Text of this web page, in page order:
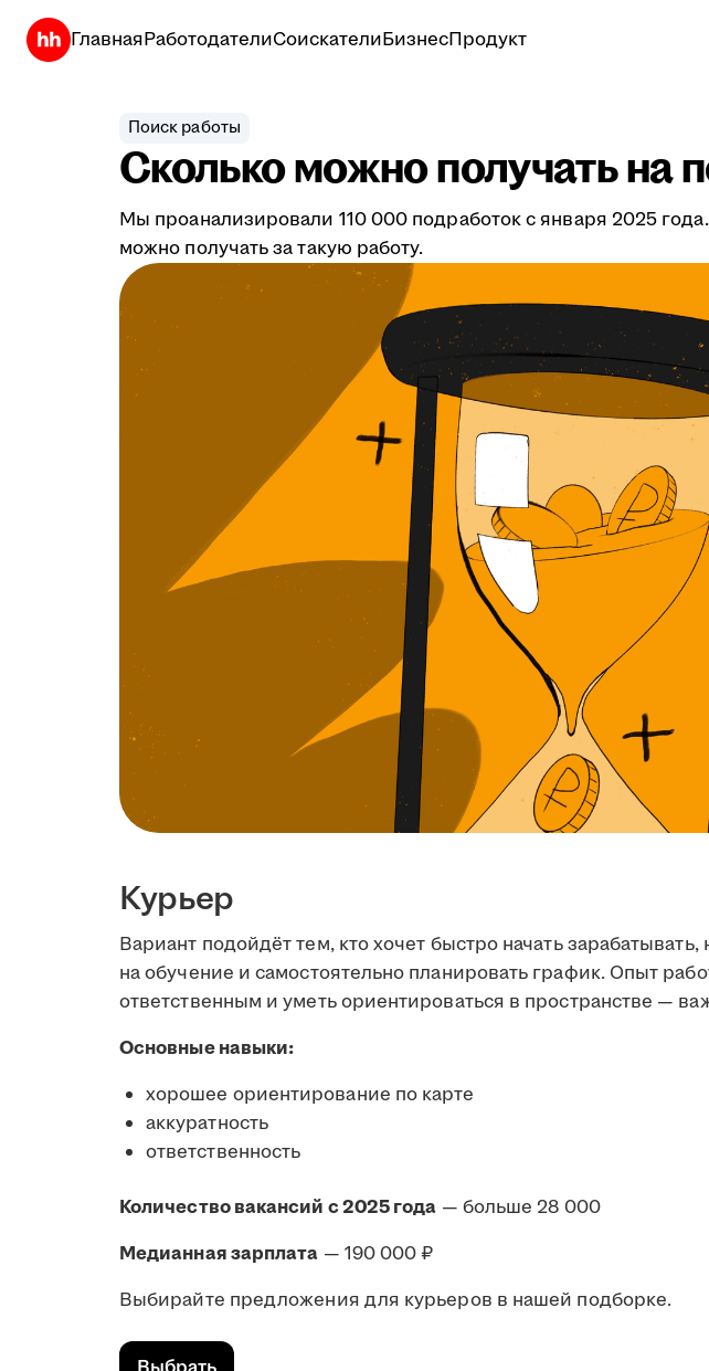
ГлавнаяРаботодателиСоискателиБизнесПродукт
Поиск работы
Сколько можно получать на
Мы проанализировали 110 000 подработок с января 2025
можно получать за такую работу.
Курьер
Вариант подойдёт тем, кто хочет быстро начать зарабатывать,
на обучение и самостоятельно планировать график. Опыт
ответственным и уметь ориентироваться в пространстве —
Основные навыки:
хорошее ориентирование по карте
аккуратность
ответственность
Количество вакансий с 2025 года — больше 28 000
Медианная зарплата — 190 000 ₽
Выбирайте предложения для курьеров в нашей подборке.